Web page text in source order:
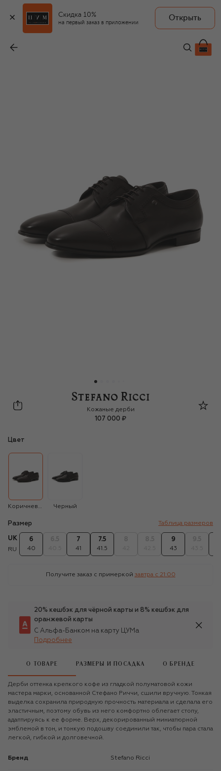
Скидка 10%
на первый заказ в приложении
Открыть
107 000 ₽
Stefano Ricci
Кожаные дерби
107 000 ₽
Цвет
Коричневый Черный
Размер Таблица размеров
UK
RU
6
40
7
41
7.5
41.5
9
43
Получите заказ с примеркой завтра c 21:00
20% кешбэк для чёрной карты и 8% кешбэк для
оранжевой карты
С Альфа-Банком на карту ЦУМа
Подробнее
О ТОВАРЕ РАЗМЕРЫ И ПОСАДКА О БРЕНДЕ
Дерби оттенка крепкого кофе из гладкой полуматовой кожи
мастера марки, основанной Стефано Риччи, сшили вручную. Тонкая
выделка сохранила природную прочность материала и сделала его
эластичным, поэтому обувь из него комфортно облегает стопу,
адаптируясь к ее форме. Верх, декорированный миниатюрной
эмблемой в тон, и тонкую подошву соединили так, чтобы пара стала
легкой, гибкой и долговечной.
Бренд Stefano Ricci